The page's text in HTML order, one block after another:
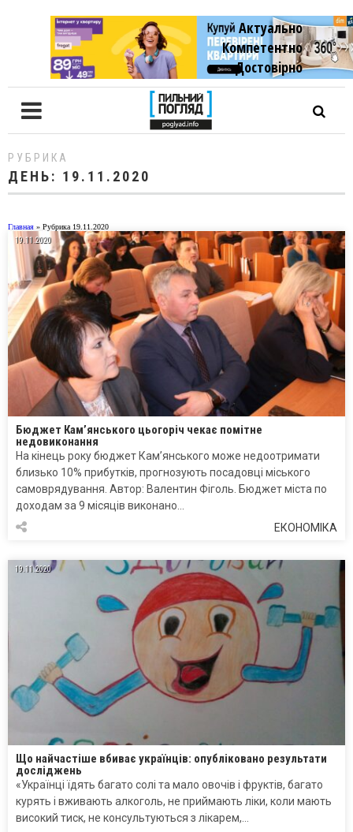
Актуально
Компетентно
Достовiрно
РУБРИКА
ДЕНЬ: 19.11.2020
Главная » Рубрика 19.11.2020
19.11.2020
Бюджет Кам’янського цьогоріч чекає помітне
недовиконання
На кінець року бюджет Кам’янського може недоотримати
близько 10% прибутків, прогнозують посадовці міського
самоврядування. Автор: Валентин Фіголь. Бюджет міста по
доходам за 9 місяців виконано…
ЕКОНОМІКА
19.11.2020
Що найчастіше вбиває українців: опубліковано результати
досліджень
«Українці їдять багато солі та мало овочів і фруктів, багато
курять і вживають алкоголь, не приймають ліки, коли мають
високий тиск, не консультуються з лікарем,…